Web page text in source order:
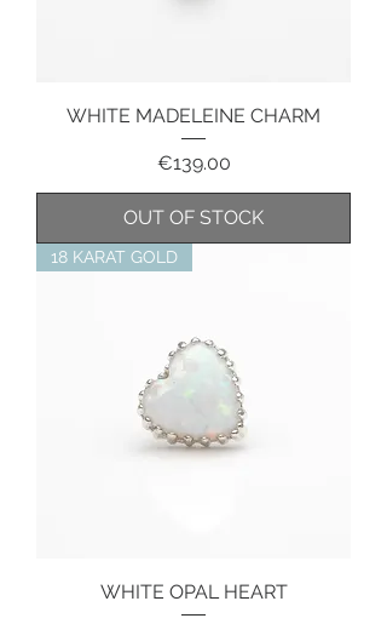
WHITE MADELEINE CHARM
Price
€139.00
OUT OF STOCK
18 KARAT GOLD
WHITE OPAL HEART